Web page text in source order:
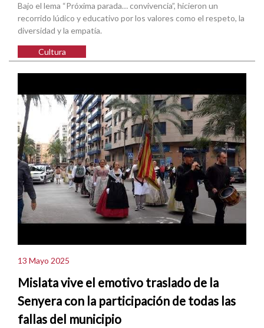
Bajo el lema “Próxima parada… convivencia”, hicieron un
recorrido lúdico y educativo por los valores como el respeto, la
diversidad y la empatía.
Cultura
13 Mayo 2025
Mislata vive el emotivo traslado de la
Senyera con la participación de todas las
fallas del municipio